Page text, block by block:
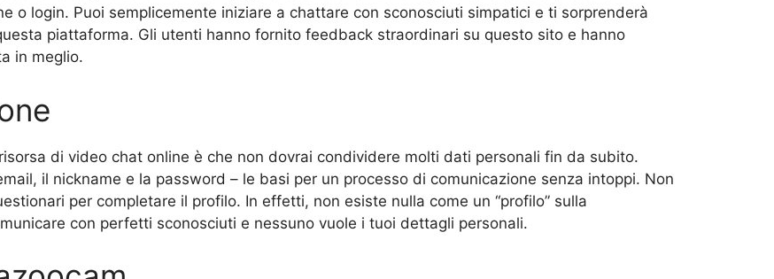
o login. Puoi semplicemente iniziare a chattare con sconosciuti simpatici e ti sorprenderà
piattaforma. Gli utenti hanno fornito feedback straordinari su questo sito e hanno
in meglio.
di video chat online è che non dovrai condividere molti dati personali fin da subito.
il nickname e la password – le basi per un processo di comunicazione senza intoppi. Non
per completare il profilo. In effetti, non esiste nulla come un “profilo” sulla
con perfetti sconosciuti e nessuno vuole i tuoi dettagli personali.